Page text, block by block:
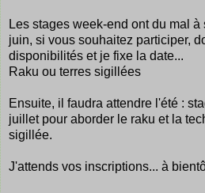
Les stages week-end ont du mal à
juin, si vous souhaitez participer,
disponibilités et je fixe la date...
Raku ou terres sigillées
Ensuite, il faudra attendre l'été :
juillet pour aborder le raku et la
sigillée.
J'attends vos inscriptions... à